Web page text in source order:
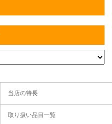
当店の特長
取り扱い品目一覧